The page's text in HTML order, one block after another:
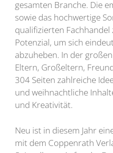
gesamten Branche. Die
sowie das hochwertige
qualifizierten
Potenzial, um sich
abzuheben. In der
Eltern, Großeltern,
304 Seiten zahlreiche
und weihnachtliche
und Kreativität.
Neu ist in diesem Jahr
mit dem Coppenrath